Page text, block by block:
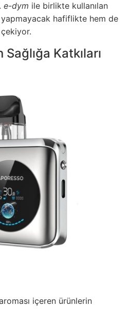
e-dym ile birlikte kullanılan
yapmayacak hafiflikte hem de
Sağlığa Katkıları
içeren ürünlerin